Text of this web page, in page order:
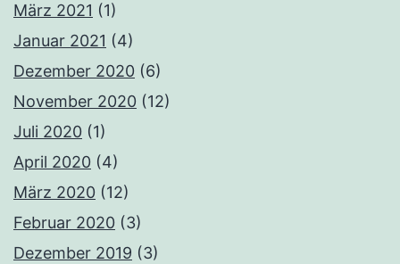
März 2021 (1)
Januar 2021 (4)
Dezember 2020 (6)
November 2020 (12)
Juli 2020 (1)
April 2020 (4)
März 2020 (12)
Februar 2020 (3)
Dezember 2019 (3)